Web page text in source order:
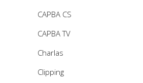
CAPBA CS
CAPBA TV
Charlas
Clipping